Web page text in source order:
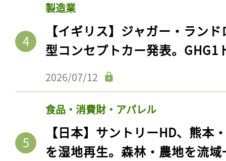
製造業
【イギリス】ジャガー・ラン
型コンセプトカー発表。GHG1
2026/07/12
食品・消費財・アパレル
【日本】サントリーHD、熊本
を湿地再生。森林・農地を流